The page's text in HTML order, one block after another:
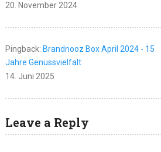
20. November 2024
Pingback: Brandnooz Box April 2024 - 15
Jahre Genussvielfalt
14. Juni 2025
Leave a Reply